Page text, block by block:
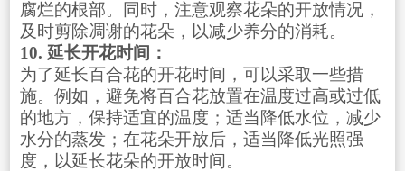
腐烂的根部。同时，注意观察花朵的开放情况，
及时剪除凋谢的花朵，以减少养分的消耗。
10. 延长开花时间：
为了延长百合花的开花时间，可以采取一些措
施。例如，避免将百合花放置在温度过高或过低
的地方，保持适宜的温度；适当降低水位，减少
水分的蒸发；在花朵开放后，适当降低光照强
度，以延长花朵的开放时间。